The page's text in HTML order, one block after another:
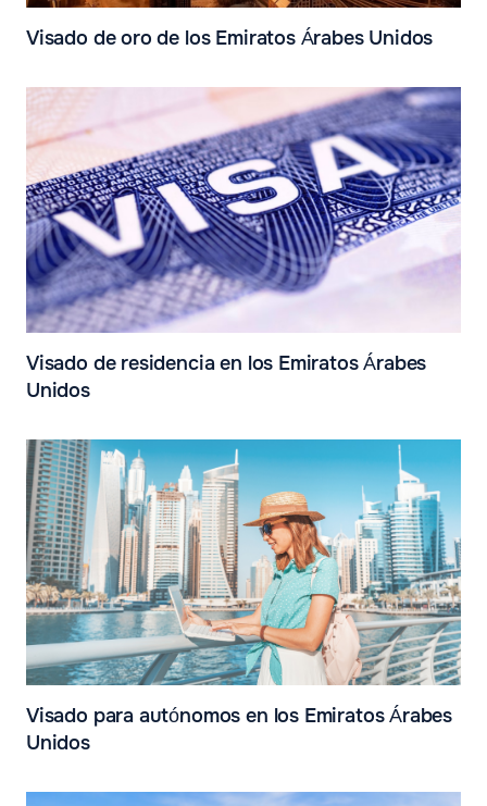
Visado de oro de los Emiratos Árabes Unidos
Visado de residencia en los Emiratos Árabes
Unidos
Visado para autónomos en los Emiratos Árabes
Unidos